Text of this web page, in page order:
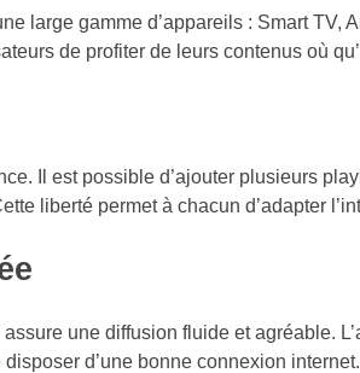
large gamme d’appareils : Smart TV,
de profiter de leurs contenus où
Il est possible d’ajouter plusieurs
liberté permet à chacun d’adapter
une diffusion fluide et agréable.
d’une bonne connexion internet.